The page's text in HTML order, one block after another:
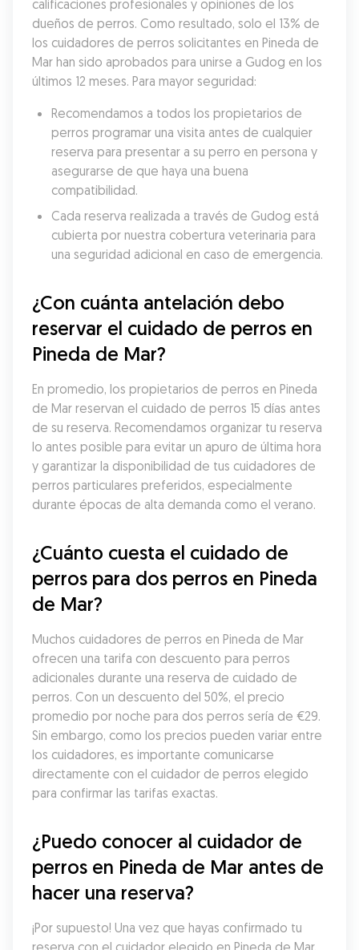
calificaciones profesionales y opiniones de los
dueños de perros. Como resultado, solo el 13% de
los cuidadores de perros solicitantes en Pineda de
Mar han sido aprobados para unirse a Gudog en los
últimos 12 meses. Para mayor seguridad:
Recomendamos a todos los propietarios de
perros programar una visita antes de cualquier
reserva para presentar a su perro en persona y
asegurarse de que haya una buena
compatibilidad.
Cada reserva realizada a través de Gudog está
cubierta por nuestra cobertura veterinaria para
una seguridad adicional en caso de emergencia.
¿Con cuánta antelación debo
reservar el cuidado de perros en
Pineda de Mar?
En promedio, los propietarios de perros en Pineda
de Mar reservan el cuidado de perros 15 días antes
de su reserva. Recomendamos organizar tu reserva
lo antes posible para evitar un apuro de última hora
y garantizar la disponibilidad de tus cuidadores de
perros particulares preferidos, especialmente
durante épocas de alta demanda como el verano.
¿Cuánto cuesta el cuidado de
perros para dos perros en Pineda
de Mar?
Muchos cuidadores de perros en Pineda de Mar
ofrecen una tarifa con descuento para perros
adicionales durante una reserva de cuidado de
perros. Con un descuento del 50%, el precio
promedio por noche para dos perros sería de €29.
Sin embargo, como los precios pueden variar entre
los cuidadores, es importante comunicarse
directamente con el cuidador de perros elegido
para confirmar las tarifas exactas.
¿Puedo conocer al cuidador de
perros en Pineda de Mar antes de
hacer una reserva?
¡Por supuesto! Una vez que hayas confirmado tu
reserva con el cuidador elegido en Pineda de Mar,